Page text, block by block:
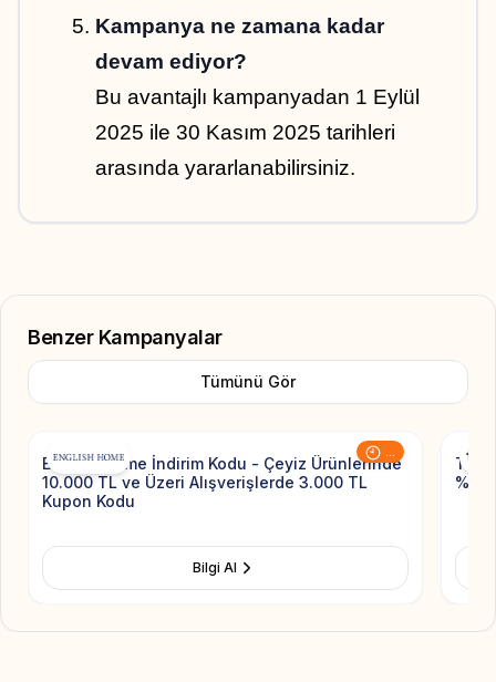
Kampanya ne zamana kadar
devam ediyor?
Bu avantajlı kampanyadan 1 Eylül
2025 ile 30 Kasım 2025 tarihleri
arasında yararlanabilirsiniz.
Benzer Kampanyalar
Tümünü Gör
...
Add to
English Home İndirim Kodu - Çeyiz Ürünlerinde
10.000 TL ve Üzeri Alışverişlerde 3.000 TL
Kupon Kodu
Bilgi Al
%40